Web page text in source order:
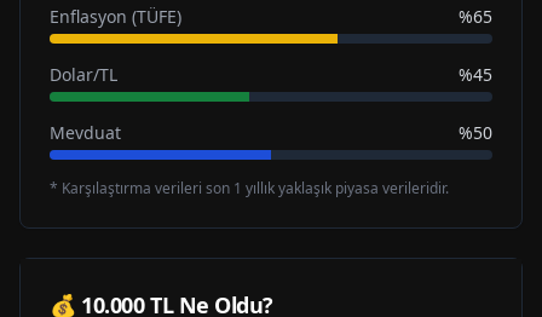
Enflasyon (TÜFE) %65
Dolar/TL %45
Mevduat %50
* Karşılaştırma verileri son 1 yıllık yaklaşık piyasa verileridir.
💰 10.000 TL Ne Oldu?